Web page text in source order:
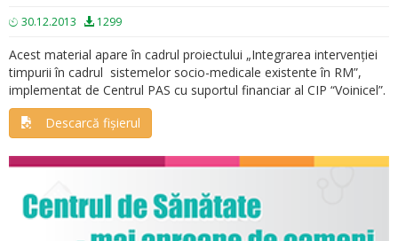
30.12.2013 1299
Acest material apare în cadrul proiectului „Integrarea intervenției
timpurii în cadrul sistemelor socio-medicale existente în RM”,
implementat de Centrul PAS cu suportul financiar al CIP “Voinicel”.
Descarcă fișierul